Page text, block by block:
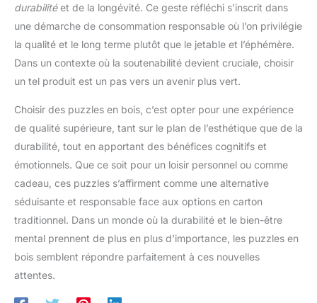
durabilitéet de la longévité. Ce geste réfléchi s’inscrit dans
une démarche de consommation responsable où l’on privilégie
la qualité et le long terme plutôt que le jetable et l’éphémère.
Dans un contexte où la soutenabilité devient cruciale, choisir
un tel produit est un pas vers un avenir plus vert.
Choisir des puzzles en bois, c’est opter pour une expérience
de qualité supérieure, tant sur le plan de l’esthétique que de la
durabilité, tout en apportant des bénéfices cognitifs et
émotionnels. Que ce soit pour un loisir personnel ou comme
cadeau, ces puzzles s’affirment comme une alternative
séduisante et responsable face aux options en carton
traditionnel. Dans un monde où la durabilité et le bien-être
mental prennent de plus en plus d’importance, les puzzles en
bois semblent répondre parfaitement à ces nouvelles
attentes.